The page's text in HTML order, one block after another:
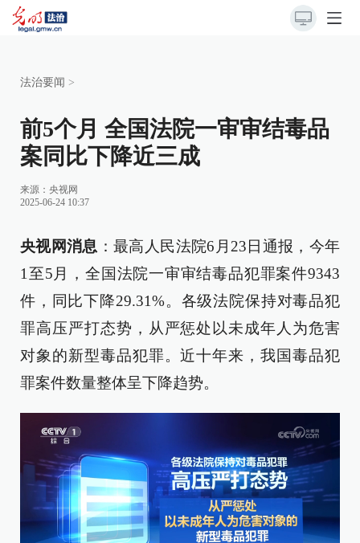
法治要闻 >
前5个月 全国法院一审审结毒品
案同比下降近三成
来源： 央视网
2025-06-24 10:37
央视网消息 ：最高人民法院6月23日通报，今年
1至5月，全国法院一审审结毒品犯罪案件9343
件，同比下降29.31%。各级法院保持对毒品犯
罪高压严打态势，从严惩处以未成年人为危害
对象的新型毒品犯罪。近十年来，我国毒品犯
罪案件数量整体呈下降趋势。